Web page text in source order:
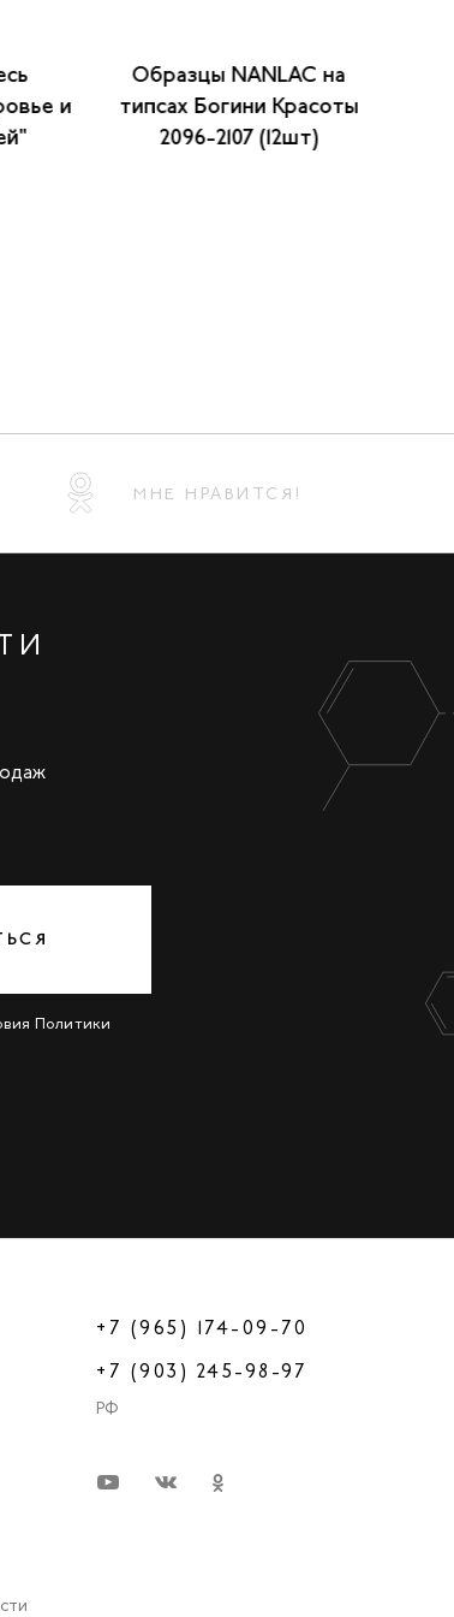
и
Образцы NANLAC на
типсах Богини Красоты
2096-2107 (12шт)
МНЕ НРАВИТСЯ!
Политики
+7 (965) 174-09-70
+7 (903) 245-98-97
РФ